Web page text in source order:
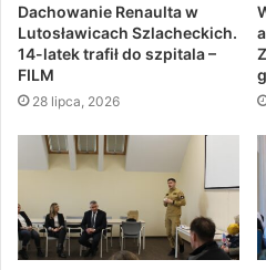
Dachowanie Renaulta w
Lutosławicach Szlacheckich.
14-latek trafił do szpitala –
FILM
28 lipca, 2026